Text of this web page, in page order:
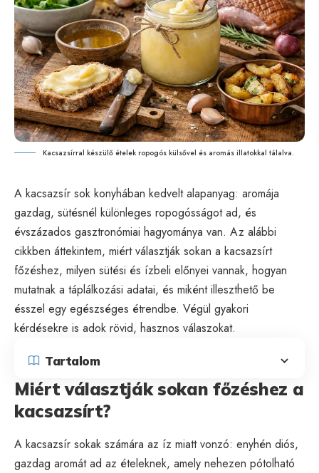
Kacsazsírral készülő ételek ropogós külsővel és aromás illatokkal tálalva.
A kacsazsír sok konyhában kedvelt alapanyag: aromája
gazdag, sütésnél különleges ropogósságot ad, és
évszázados gasztronómiai hagyománya van. Az alábbi
cikkben áttekintem, miért választják sokan a kacsazsírt
főzéshez, milyen sütési és ízbeli előnyei vannak, hogyan
mutatnak a táplálkozási adatai, és miként illeszthető be
ésszel egy egészséges étrendbe. Végül gyakori
kérdésekre is adok rövid, hasznos válaszokat.
Tartalom
Miért választják sokan főzéshez a
kacsazsírt?
A kacsazsír sokak számára az íz miatt vonzó: enyhén diós,
gazdag aromát ad az ételeknek, amely nehezen pótolható